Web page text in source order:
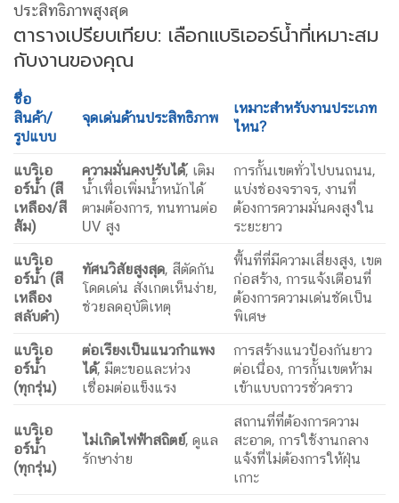
ประสิทธิภาพสูงสุด
ตารางเปรียบเทียบ: เลือกแบริเออร์น้ำที่เหมาะสม
กับงานของคุณ
ชื่อ
สินค้า/
รูปแบบ
จุดเด่นด้านประสิทธิภาพ
เหมาะสำหรับงานประเภท
ไหน?
แบริเอ
อร์น้ำ (สี
เหลือง/สี
ส้ม)
ความมั่นคงปรับได้, เติม
น้ำเพื่อเพิ่มน้ำหนักได้
ตามต้องการ, ทนทานต่อ
UV สูง
การกั้นเขตทั่วไปบนถนน,
แบ่งช่องจราจร, งานที่
ต้องการความมั่นคงสูงใน
ระยะยาว
แบริเอ
อร์น้ำ (สี
เหลือง
สลับดำ)
ทัศนวิสัยสูงสุด, สีตัดกัน
โดดเด่น สังเกตเห็นง่าย,
ช่วยลดอุบัติเหตุ
พื้นที่ที่มีความเสี่ยงสูง, เขต
ก่อสร้าง, การแจ้งเตือนที่
ต้องการความเด่นชัดเป็น
พิเศษ
แบริเอ
อร์น้ำ
(ทุกรุ่น)
ต่อเรียงเป็นแนวกำแพง
ได้, มีตะขอและห่วง
เชื่อมต่อแข็งแรง
การสร้างแนวป้องกันยาว
ต่อเนื่อง, การกั้นเขตห้าม
เข้าแบบถาวรชั่วคราว
แบริเอ
อร์น้ำ
(ทุกรุ่น)
ไม่เกิดไฟฟ้าสถิตย์, ดูแล
รักษาง่าย
สถานที่ที่ต้องการความ
สะอาด, การใช้งานกลาง
แจ้งที่ไม่ต้องการให้ฝุ่น
เกาะ